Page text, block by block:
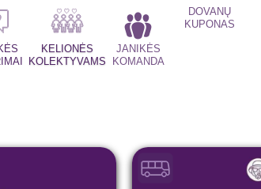
KELIONĖS
KOLEKTYVAMS
JANIKĖS
KOMANDA
DOVANŲ
KUPONAS